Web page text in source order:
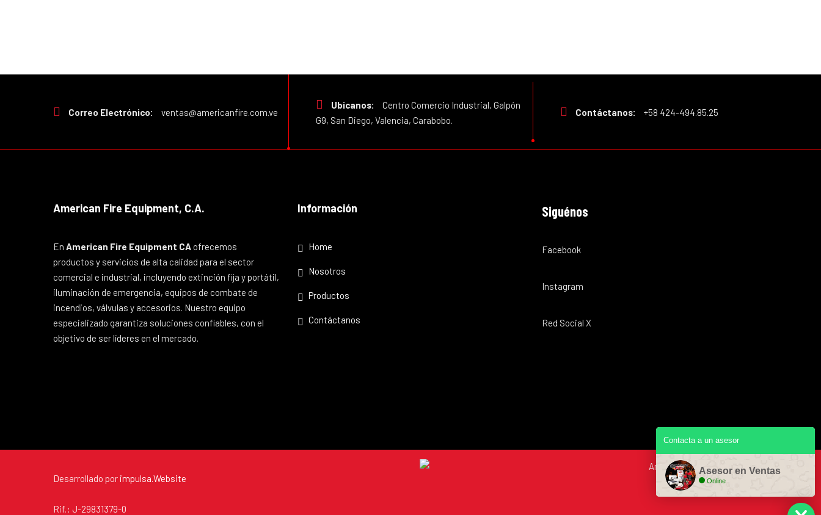
Correo Electrónico: ventas@americanfire.com.ve
Ubicanos:
Centro Comercio Industrial, Galpón
G9, San Diego, Valencia, Carabobo.
Contáctanos: +58 424-494.85.25
American Fire Equipment, C.A.
En American Fire Equipment CAofrecemos
productos y servicios de alta calidad para el sector
comercial e industrial, incluyendo extinción fija y portátil,
iluminación de emergencia, equipos de combate de
incendios, válvulas y accesorios. Nuestro equipo
especializado garantiza soluciones confiables, con el
objetivo de ser líderes en el mercado.
Información
Home
Nosotros
Productos
Contáctanos
Siguénos
Facebook
Instagram
Red Social X
Desarrollado por impulsa.Website
Rif.: J-29831379-0
Contacta a un asesor
Asesor en Ventas
Online